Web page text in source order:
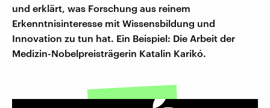
und erklärt, was Forschung aus reinem
Erkenntnisinteresse mit Wissensbildung und
Innovation zu tun hat. Ein Beispiel: Die Arbeit der
Medizin-Nobelpreisträgerin Katalin Karikó.